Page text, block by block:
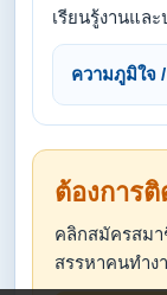
เรียนรู้งานแล
ความภูมิใจ
ต้องการ
คลิกสมัครสม
สรรหาคนทำง